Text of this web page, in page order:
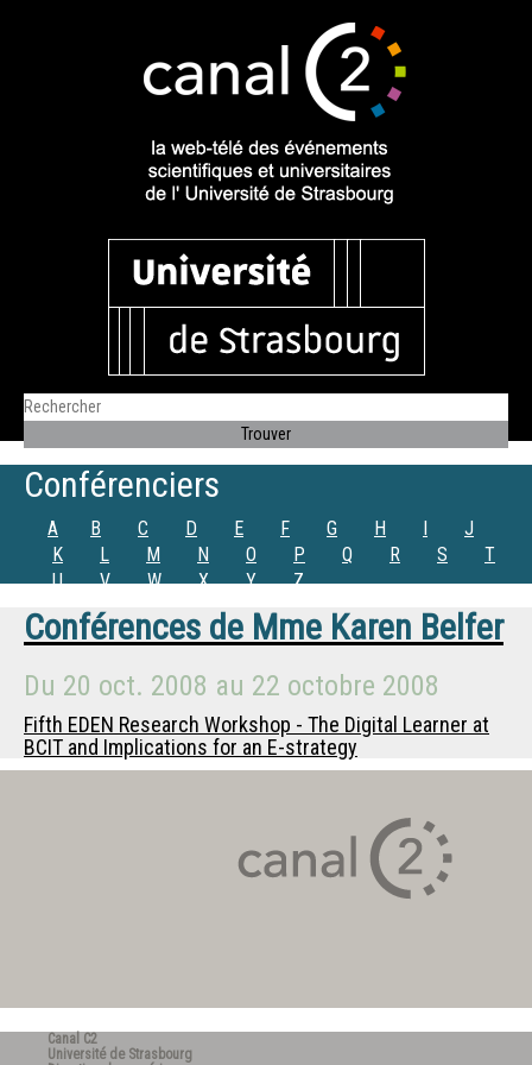
Conférenciers
A B C D E F G H I
J
K
L M N O P Q R S
T
U
V W X Y Z
Conférences de Mme Karen Belfer
Du 20 oct. 2008 au 22 octobre 2008
Fifth EDEN Research Workshop - The Digital Learner at
BCIT and Implications for an E-strategy
Canal C2
Université de Strasbourg